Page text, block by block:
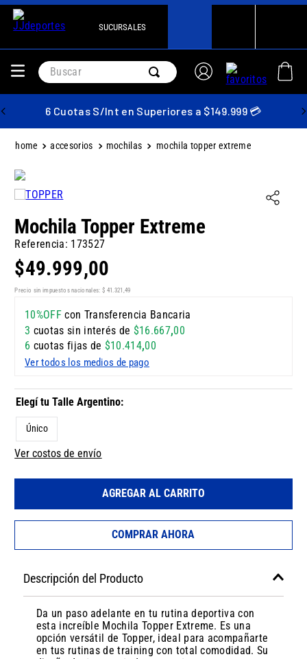
SUCURSALES
Buscar
6 Cuotas S/Int en Superiores a $149.999 💳
accesorios mochilas mochila topper extreme
Mochila Topper Extreme
Referencia: 173527
$49.999,00
Precio sin impuestos nacionales: $ 41.321 ,49
10%OFFcon Transferencia Bancaria
3 cuotas sin interés de $16.667,00
6 cuotas fijas de $10.414,00
Ver todos los medios de pago
Único
Ver costos de envío
AGREGAR AL CARRITO
COMPRAR AHORA
Descripción del Producto
Da un paso adelante en tu rutina deportiva con
esta increíble Mochila Topper Extreme. Es una
opción versátil de Topper, ideal para acompañarte
en tus rutinas de training con total comodidad. Su